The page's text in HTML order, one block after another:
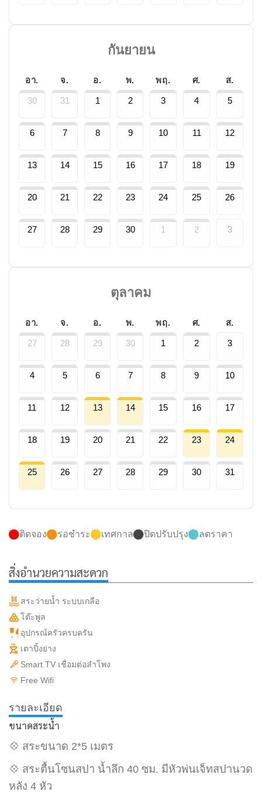
กันยายน
อา. จ. อ. พ. พฤ. ศ. ส.
30 31 1 2 3 4 5
6 7 8 9 10 11 12
13 14 15 16 17 18 19
20 21 22 23 24 25 26
27 28 29 30 1 2 3
ตุลาคม
อา. จ. อ. พ. พฤ. ศ. ส.
27 28 29 30 1 2 3
4 5 6 7 8 9 10
11 12 13 14 15 16 17
18 19 20 21 22 23 24
25 26 27 28 29 30 31
ติดจอง รอชำระ เทศกาล ปิดปรับปรุง ลดราคา
สิ่งอำนวยความสะดวก
สระว่ายน้ำ ระบบเกลือ
โต๊ะพูล
อุปกรณ์ครัวครบครัน
เตาปิ้งย่าง
Smart TV เชื่อมต่อลำโพง
Free Wifi
รายละเอียด
ขนาดสระน้ำ
💠 สระขนาด 2*5 เมตร
💠 สระตื้นโซนสปา น้ำลึก 40 ซม. มีหัวพ่นเจ็ทสปานวด
หลัง 4 หัว